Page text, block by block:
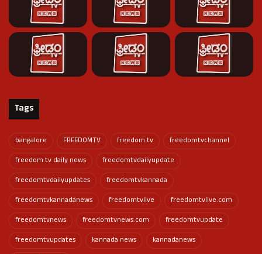
Tags
bangalore FREEDOMTV freedom tv
freedomtvchannel
freedom tv daily news
freedomtvdailyupdate
freedomtvdailyupdates
freedomtvkannada
freedomtvkannadanews
freedomtvlive
freedomtvlive.com
freedomtvnews
freedomtvnews.com
freedomtvupdate
freedomtvupdates
kannada news
kannadanews